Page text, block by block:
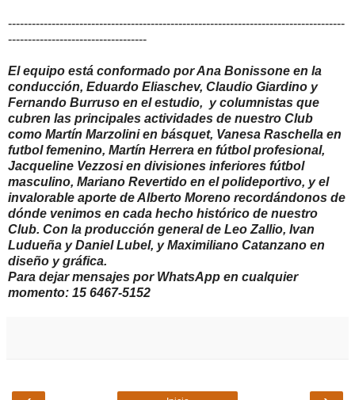
-------------------------------------------------------------------------------------
-----------------------------------
El equipo está conformado por Ana Bonissone en la
conducción, Eduardo Eliaschev, Claudio Giardino y
Fernando Burruso en el estudio, y columnistas que
cubren las principales actividades de nuestro Club
como Martín Marzolini en básquet, Vanesa Raschella en
futbol femenino, Martín Herrera en fútbol profesional,
Jacqueline Vezzosi en divisiones inferiores fútbol
masculino, Mariano Revertido en el polideportivo, y el
invalorable aporte de Alberto Moreno recordándonos de
dónde venimos en cada hecho histórico de nuestro
Club. Con la producción general de Leo Zallio, Ivan
Ludueña y Daniel Lubel, y Maximiliano Catanzano en
diseño y gráfica.
Para dejar mensajes por WhatsApp en cualquier
momento: 15 6467-5152